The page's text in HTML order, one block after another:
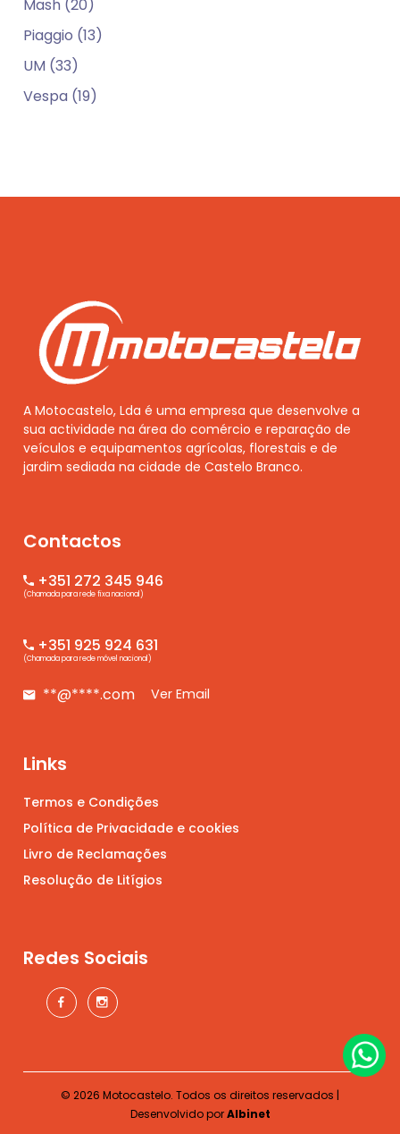
Mash (20)
Piaggio (13)
UM (33)
Vespa (19)
A Motocastelo, Lda é uma empresa que desenvolve a
sua actividade na área do comércio e reparação de
veículos e equipamentos agrícolas, florestais e de
jardim sediada na cidade de Castelo Branco.
Contactos
+351 272 345 946
(Chamada para rede fixa nacional)
+351 925 924 631
(Chamada para rede móvel nacional)
**@****.com Ver Email
Links
Termos e Condições
Política de Privacidade e cookies
Livro de Reclamações
Resolução de Litígios
Redes Sociais
© 2026 Motocastelo. Todos os direitos reservados |
Desenvolvido porAlbinet